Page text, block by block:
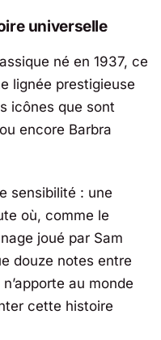
universelle
né en 1937, ce
lignée prestigieuse
icônes que sont
encore Barbra
sensibilité : une
où, comme le
joué par Sam
douze notes entre
au monde
cette histoire